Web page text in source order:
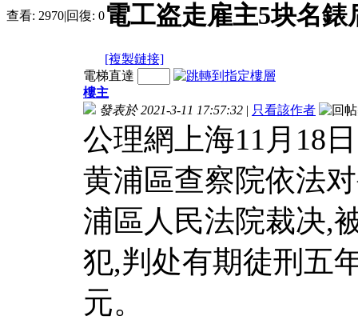
查看: 2970|回復: 0電工盗走雇主5块名
[複製鏈接]
電梯直達
樓主
發表於 2021-3-11 17:57:32 | 只看該作者
公理網上海11月18
黄浦區查察院依法
浦區人民法院裁决,
犯,判处有期徒刑五
元。